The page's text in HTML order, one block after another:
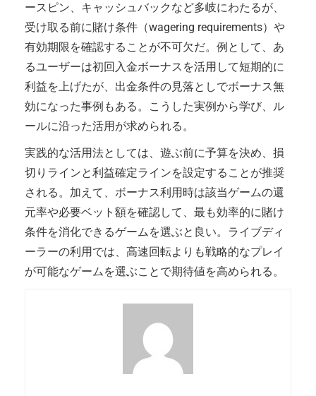
ースピン、キャッシュバックなど多岐にわたるが、
受け取る前に賭け条件（wagering requirements）や
有効期限を確認することが不可欠だ。例として、あ
るユーザーは初回入金ボーナスを活用して短期的に
利益を上げたが、出金条件の見落としでボーナス無
効になった事例もある。こうした実例から学び、ル
ールに沿った活用が求められる。
実践的な活用法としては、遊ぶ前に予算を決め、損
切りラインと利益確定ラインを設定することが推奨
される。加えて、ボーナス利用時は該当ゲームの還
元率や必要ベット額を確認して、最も効率的に賭け
条件を消化できるゲームを選ぶと良い。ライブディ
ーラーの利用では、高速回転よりも戦略的なプレイ
が可能なゲームを選ぶことで期待値を高められる。